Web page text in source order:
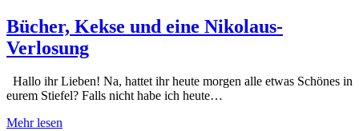
Bücher, Kekse und eine Nikolaus-
Verlosung
Hallo ihr Lieben! Na, hattet ihr heute morgen alle etwas Schönes in
eurem Stiefel? Falls nicht habe ich heute…
Mehr lesen